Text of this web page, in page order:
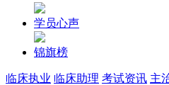
学员心声
锦旗榜
临床执业 临床助理 考试资讯 主